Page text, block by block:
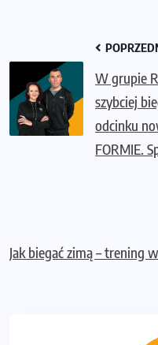
W grupie
szybciej
odcinku
FORMIE.
Jak biegać zimą – trening